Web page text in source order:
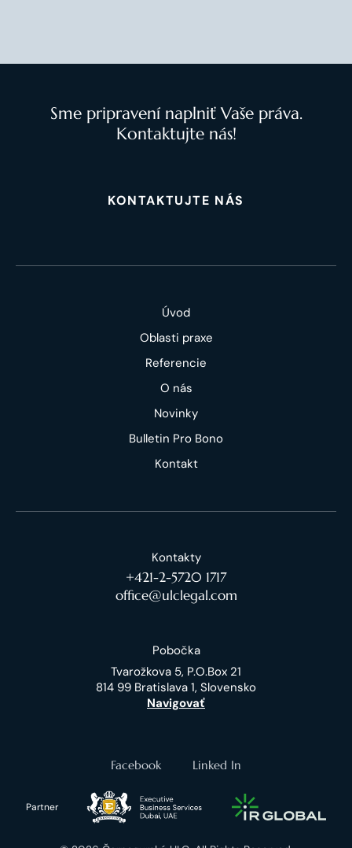
Sme pripravení naplniť Vaše práva.
Kontaktujte nás!
KONTAKTUJTE NÁS
Úvod
Oblasti praxe
Referencie
O nás
Novinky
Bulletin Pro Bono
Kontakt
Kontakty
+421-2-5720 1717
office@ulclegal.com
Pobočka
Tvarožkova 5, P.O.Box 21
814 99 Bratislava 1, Slovensko
Navigovať
Facebook Linked In
Partner